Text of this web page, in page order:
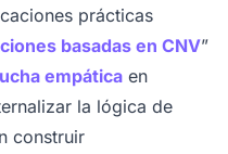
prácticas
basadas en CNV”
empática en
la lógica de
construir